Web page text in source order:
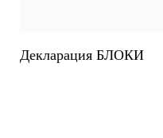
Декларация БЛОКИ